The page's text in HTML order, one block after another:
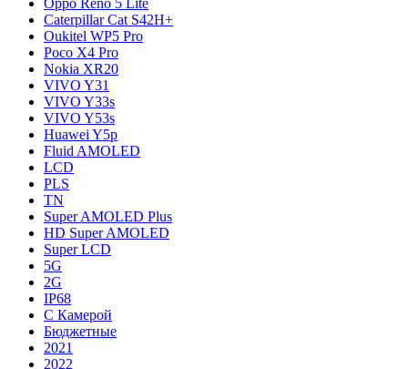
Caterpillar Cat S42H+
Oukitel WP5 Pro
Poco X4 Pro
Nokia XR20
VIVO Y31
VIVO Y33s
VIVO Y53s
Huawei Y5p
Fluid AMOLED
LCD
PLS
TN
Super AMOLED Plus
HD Super AMOLED
Super LCD
5G
2G
IP68
С Камерой
Бюджетные
2021
2022